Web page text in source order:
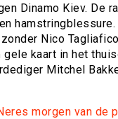
Dinamo Kiev. De
Nico
kaart in het
Mitchel
morgen van de